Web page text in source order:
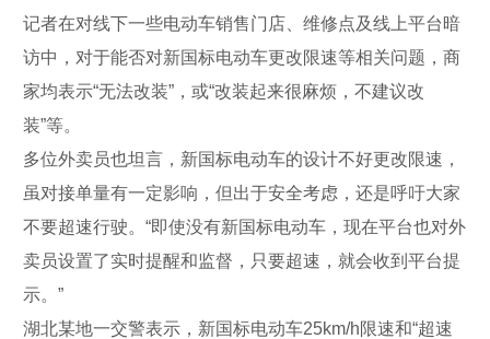
记者在对线下一些电动车销售门店、维修点及线上平台暗
访中，对于能否对新国标电动车更改限速等相关问题，商
家均表示“无法改装”，或“改装起来很麻烦，不建议改
装”等。
多位外卖员也坦言，新国标电动车的设计不好更改限速，
虽对接单量有一定影响，但出于安全考虑，还是呼吁大家
不要超速行驶。“即使没有新国标电动车，现在平台也对外
卖员设置了实时提醒和监督，只要超速，就会收到平台提
示。”
湖北某地一交警表示，新国标电动车25km/h限速和“超速